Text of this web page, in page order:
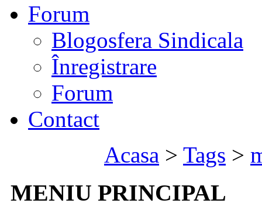
Forum
Blogosfera Sindicala
Înregistrare
Forum
Contact
Acasa > Tags >
MENIU PRINCIPAL